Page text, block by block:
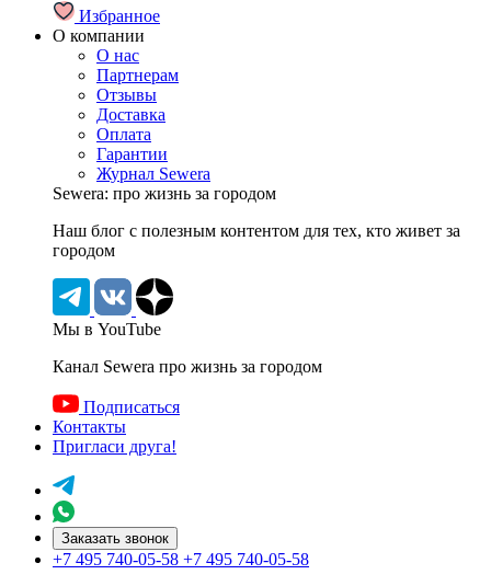
Избранное
О компании
О нас
Партнерам
Отзывы
Доставка
Оплата
Гарантии
Журнал Sewera
Sewera: про жизнь за городом
Наш блог c полезным контентом для тех, кто живет за
городом
Мы в YouTube
Канал Sewera про жизнь за городом
Подписаться
Контакты
Пригласи друга!
Заказать звонок
+7 495 740-05-58 +7 495 740-05-58